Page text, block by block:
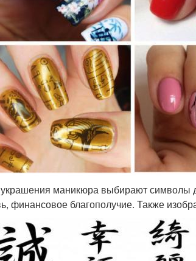
маникюра выбирают символы
финансовое благополучие. Также